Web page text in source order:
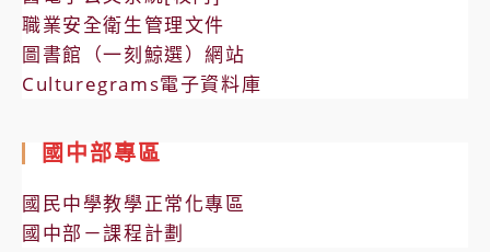
職業安全衛生管理文件
圖書館（一刻鯨選）網站
Culturegrams電子資料庫
國中部專區
國民中學教學正常化專區
國中部－課程計劃